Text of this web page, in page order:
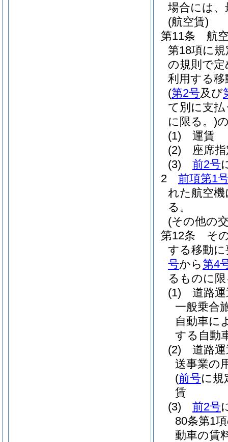
場合には、
(航空賃)
第11条
航
第18項に
の規則で
利用する
(第2号及び
て別に支
に限る。)
(1)
運賃
(2)
座席
(3)
前2号
2
前項第1
れた航空
る。
(その他の
第12条
そ
する移動
号から第4
るものに
(1)
道路
一般乗合
自動車に
する自動
(2)
道路
送事業の
(前号に規
賃
(3)
前2号
80条第1
動車の賃